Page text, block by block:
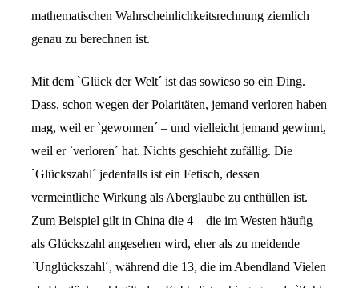
mathematischen Wahrscheinlichkeitsrechnung ziemlich
genau zu berechnen ist.
Mit dem `Glück der Welt´ ist das sowieso so ein Ding.
Dass, schon wegen der Polaritäten, jemand verloren haben
mag, weil er `gewonnen´ – und vielleicht jemand gewinnt,
weil er `verloren´ hat. Nichts geschieht zufällig. Die
`Glückszahl´ jedenfalls ist ein Fetisch, dessen
vermeintliche Wirkung als Aberglaube zu enthüllen ist.
Zum Beispiel gilt in China die 4 – die im Westen häufig
als Glückszahl angesehen wird, eher als zu meidende
`Unglückszahl´, während die 13, die im Abendland Vielen